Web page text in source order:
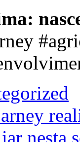
nesta